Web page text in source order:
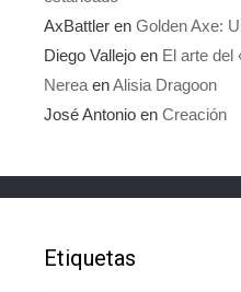
AxBattler en Golden Axe:
Diego Vallejo en El arte del
Nerea enAlisia Dragoon
José Antonio en Creación
Etiquetas